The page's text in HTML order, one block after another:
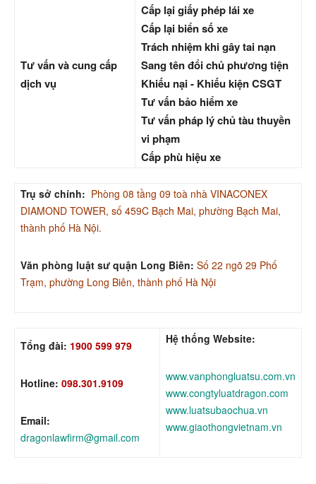
Tư vấn và cung cấp
dịch vụ
Cấp lại giấy phép lái xe
Cấp lại biển số xe
Trách nhiệm khi gây tai nạn
Sang tên đổi chủ phương tiện
Khiếu nại - Khiếu kiện CSGT
Tư vấn bảo hiểm xe
Tư vấn pháp lý chủ tàu thuyền
vi phạm
Cấp phù hiệu xe
Trụ sở chính: Phòng 08 tầng 09 toà nhà VINACONEX
DIAMOND TOWER, số 459C Bạch Mai, phường Bạch Mai,
thành phố Hà Nội.
Văn phòng luật sư quận Long Biên: Số 22 ngõ 29 Phố
Trạm, phường Long Biên, thành phố Hà Nội
Tổng đài: 1900 599 979
Hotline: 098.301.9109
Email:
dragonlawfirm@gmail.com
Hệ thống Website:
www.vanphongluatsu.com.vn
www.congtyluatdragon.com
www.luatsubaochua.vn
www.giaothongvietnam.vn